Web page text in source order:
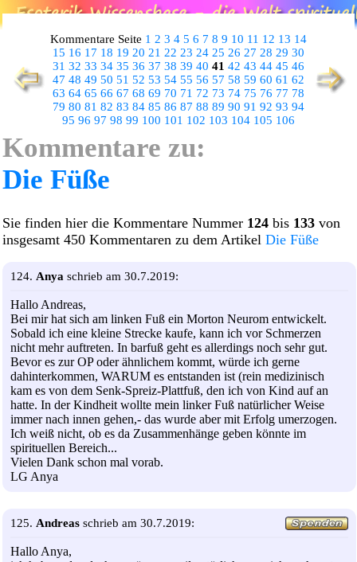
Kommentare Seite 1 2 3 4 5 6 7 8 9 10 11 12 13 14
15 16 17 18 19 20 21 22 23 24 25 26 27 28 29 30
31 32 33 34 35 36 37 38 39 40 41 42 43 44 45 46
47 48 49 50 51 52 53 54 55 56 57 58 59 60 61 62
63 64 65 66 67 68 69 70 71 72 73 74 75 76 77 78
79 80 81 82 83 84 85 86 87 88 89 90 91 92 93 94
95 96 97 98 99 100 101 102 103 104 105 106
Kommentare zu:
Die Füße
Sie finden hier die Kommentare Nummer 124 bis 133 von
insgesamt 450 Kommentaren zu dem Artikel Die Füße
124. Anya schrieb am 30.7.2019:
Hallo Andreas,
Bei mir hat sich am linken Fuß ein Morton Neurom entwickelt.
Sobald ich eine kleine Strecke kaufe, kann ich vor Schmerzen
nicht mehr auftreten. In barfuß geht es allerdings noch sehr gut.
Bevor es zur OP oder ähnlichem kommt, würde ich gerne
dahinterkommen, WARUM es entstanden ist (rein medizinisch
kam es von dem Senk-Spreiz-Plattfuß, den ich von Kind auf an
hatte. In der Kindheit wollte mein linker Fuß natürlicher Weise
immer nach innen gehen,- das wurde aber mit Erfolg umerzogen.
Ich weiß nicht, ob es da Zusammenhänge geben könnte im
spirituellen Bereich...
Vielen Dank schon mal vorab.
LG Anya
125. Andreas schrieb am 30.7.2019:
Hallo Anya,